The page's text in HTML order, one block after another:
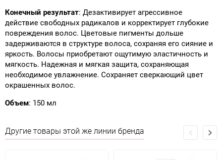
Конечный результат: Дезактивирует агрессивное
действие свободных радикалов и корректирует глубокие
повреждения волос. Цветовые пигменты дольше
задерживаются в структуре волоса, сохраняя его сияние и
яркость. Волосы приобретают ощутимую эластичность и
мягкость. Надежная и мягкая защита, сохраняющая
необходимое увлажнение. Сохраняет сверкающий цвет
окрашенных волос.
Объем: 150 мл
Другие товары этой же линии бренда